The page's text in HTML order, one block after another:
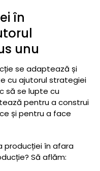
în
unu
se adaptează și
cu ajutorul strategiei
să se lupte cu
pentru a construi
și pentru a face
producției în afara
Să aflăm: